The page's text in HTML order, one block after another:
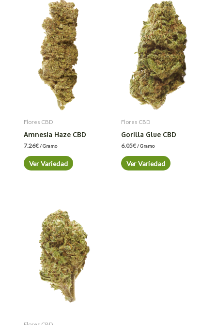
Flores CBD
Amnesia Haze CBD
7.26€/ Gramo
Ver Variedad
Flores CBD
Gorilla Glue CBD
6.05€/ Gramo
Ver Variedad